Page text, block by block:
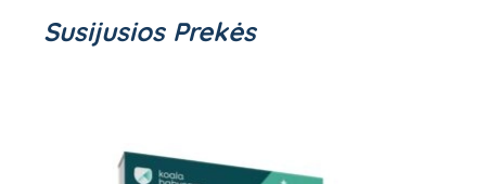
Susijusios Prekės